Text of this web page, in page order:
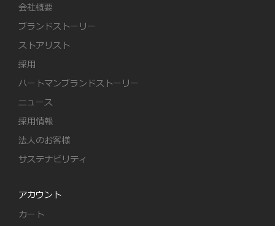
会社概要
ブランドストーリー
ストアリスト
採用
ハートマンブランドストーリー
ニュース
採用情報
法人のお客様
サステナビリティ
アカウント
カート